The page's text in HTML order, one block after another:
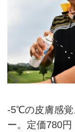
-5℃の皮膚感覚
ー。定価780円